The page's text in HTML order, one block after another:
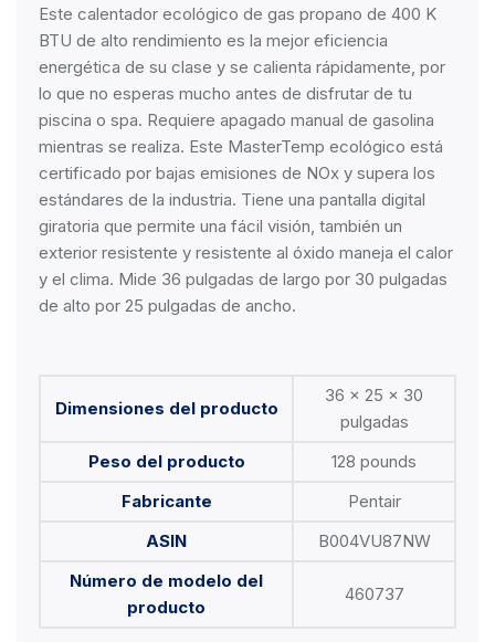
Este calentador ecológico de gas propano de 400 K
BTU de alto rendimiento es la mejor eficiencia
energética de su clase y se calienta rápidamente, por
lo que no esperas mucho antes de disfrutar de tu
piscina o spa. Requiere apagado manual de gasolina
mientras se realiza. Este MasterTemp ecológico está
certificado por bajas emisiones de NOx y supera los
estándares de la industria. Tiene una pantalla digital
giratoria que permite una fácil visión, también un
exterior resistente y resistente al óxido maneja el calor
y el clima. Mide 36 pulgadas de largo por 30 pulgadas
de alto por 25 pulgadas de ancho.
Dimensiones del producto
36 x 25 x 30
pulgadas
Peso del producto
128 pounds
Fabricante
Pentair
ASIN
B004VU87NW
Número de modelo del
producto
460737